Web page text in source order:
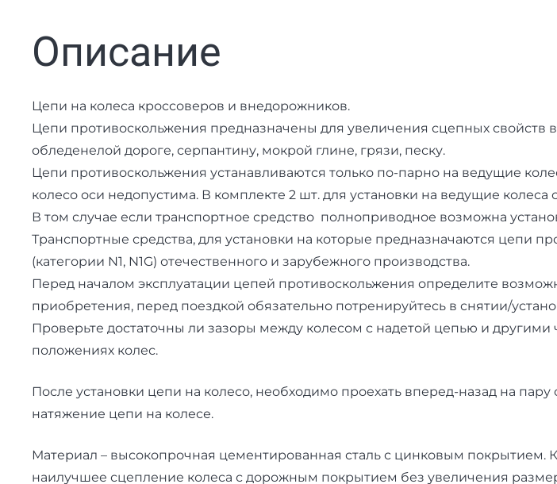
Описание
Цепи на колеса кроссоверов и внедорожников.
Цепи противоскольжения предназначены для увеличения сцепных
обледенелой дороге, серпантину, мокрой глине, грязи, песку.
Цепи противоскольжения устанавливаются только по-парно на ведущие
колесо оси недопустима. В комплекте 2 шт. для установки на ведущие колеса
В том случае если транспортное средство полноприводное возможна
Транспортные средства, для установки на которые предназначаются цепи
(категории N1, N1G) отечественного и зарубежного производства.
Перед началом эксплуатации цепей противоскольжения определите
приобретения, перед поездкой обязательно потренируйтесь в снятии/
Проверьте достаточны ли зазоры между колесом с надетой цепью и
положениях колес.
После установки цепи на колесо, необходимо проехать вперед-назад на
натяжение цепи на колесе.
Материал – высокопрочная цементированная сталь с цинковым покрытием.
наилучшее сцепление колеса с дорожным покрытием без увеличения